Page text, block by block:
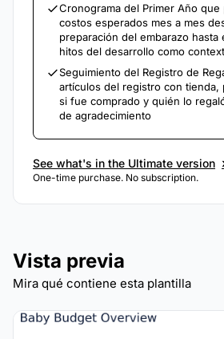
Cronograma del Primer Año que
costos esperados mes a mes
preparación del embarazo hasta
hitos del desarrollo como
Seguimiento del Registro de
artículos del registro con tienda,
si fue comprado y quién lo
de agradecimiento
See what's in the Ultimate version
One-time purchase. No subscription.
Vista previa
Mira qué contiene esta plantilla